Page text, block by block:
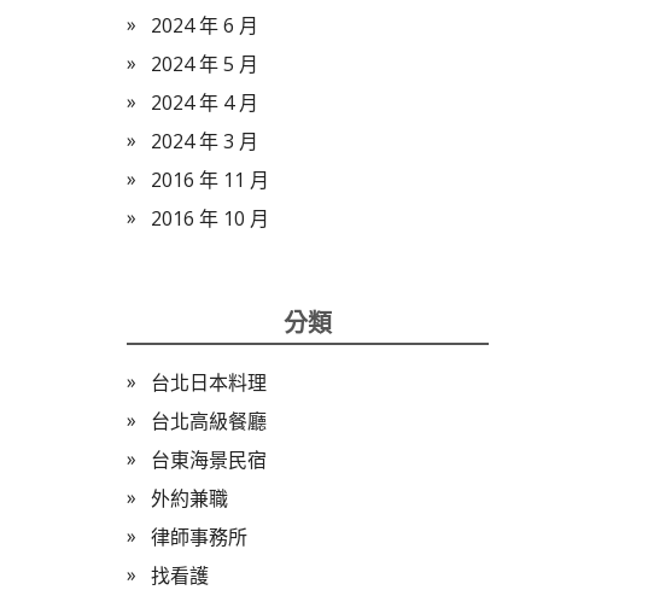
2024 年 6 月
2024 年 5 月
2024 年 4 月
2024 年 3 月
2016 年 11 月
2016 年 10 月
分類
台北日本料理
台北高級餐廳
台東海景民宿
外約兼職
律師事務所
找看護